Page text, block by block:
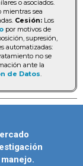
o asociados.
mientras sea
Cesión: Los
por motivos de
supresión,
automatizadas:
no se
ante la
de Datos.